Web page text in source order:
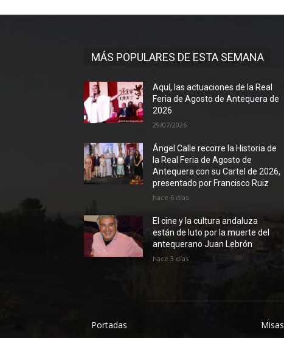
MÁS POPULARES DE ESTA SEMANA
Aquí, las actuaciones de la Real
Feria de Agosto de Antequera de
2026
29/07/2026
Ángel Calle recorre la Historia de
la Real Feria de Agosto de
Antequera con su Cartel de 2026,
presentado por Francisco Ruiz
hace 6 días
El cine y la cultura andaluza
están de luto por la muerte del
antequerano Juan Lebrón
hace 3 días
Portadas
Misas